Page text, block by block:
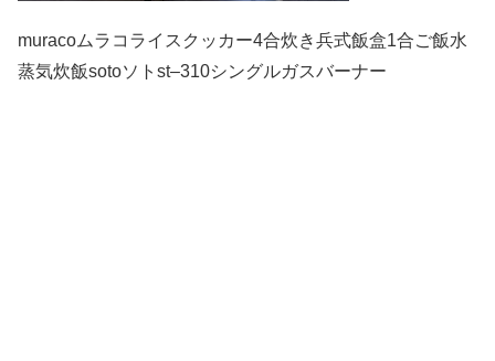
muracoムラコライスクッカー4合炊き兵式飯盒1合ご飯水
蒸気炊飯sotoソトst–310シングルガスバーナー